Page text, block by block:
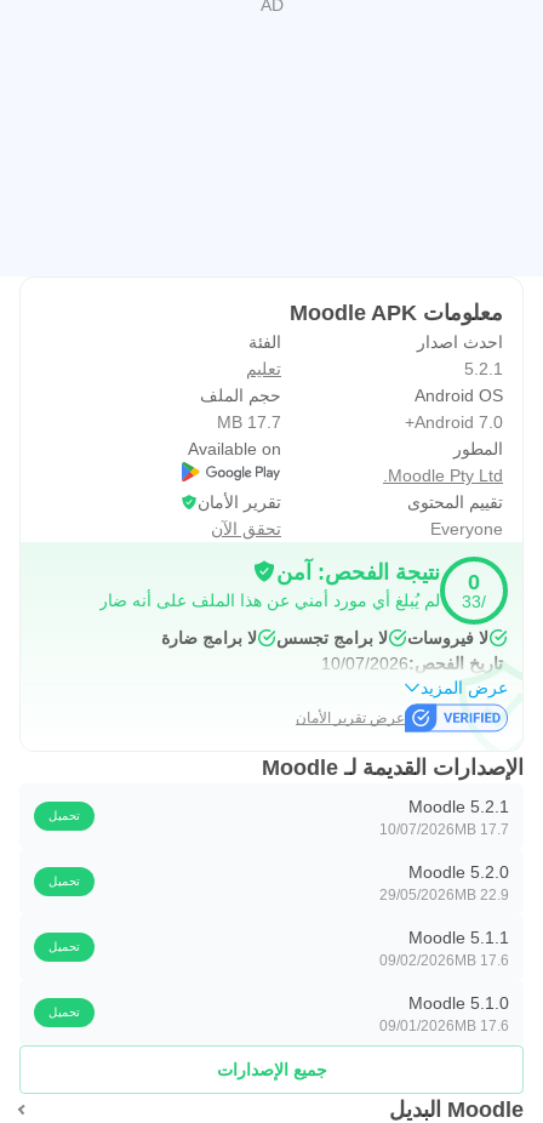
معلومات Moodle APK
احدث اصدار
5.2.1
الفئة
تعليم
Android OS
Android 7.0+
حجم الملف
17.7 MB
المطور
Moodle Pty Ltd.
Available on
تقييم المحتوى
Everyone
تقرير الأمان
تحقق الآن
0
/33
نتيجة الفحص: آمن
لم يُبلغ أي مورد أمني عن هذا الملف على أنه ضار
لا فيروسات
لا برامج تجسس
لا برامج ضارة
تاريخ الفحص:10/07/2026
عرض المزيد
عرض تقرير الأمان
الإصدارات القديمة لـ Moodle
Moodle 5.2.1
17.7 MB
10/07/2026
تحميل
Moodle 5.2.0
22.9 MB
29/05/2026
تحميل
Moodle 5.1.1
17.6 MB
09/02/2026
تحميل
Moodle 5.1.0
17.6 MB
09/01/2026
تحميل
جميع الإصدارات
Moodle البديل